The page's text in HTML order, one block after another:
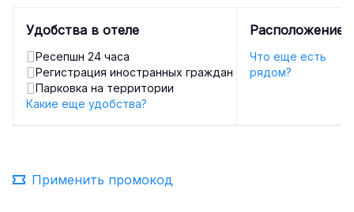
Удобства в отеле
Ресепшн 24 часа
Регистрация иностранных граждан
Парковка на территории
Какие еще удобства?
Расположение
Что еще есть
рядом?
Применить промокод